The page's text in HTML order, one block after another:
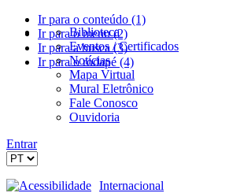
Ir para o conteúdo (1)
Ir para o menu (2)
Ir para a busca (3)
Ir para o rodapé (4)
Biblioteca
Eventos / Certificados
Notícias
Mapa Virtual
Mural Eletrônico
Fale Conosco
Ouvidoria
Entrar
Acessibilidade Internacional